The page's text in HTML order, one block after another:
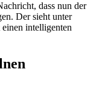
dass nun der
Der sieht unter
intelligenten